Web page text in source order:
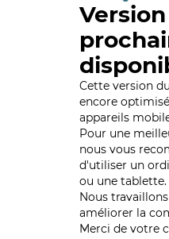
Cette version
encore
appareils
Pour une
nous vous
d'utiliser un
ou une tablette.
Nous
améliorer la
Merci de votre